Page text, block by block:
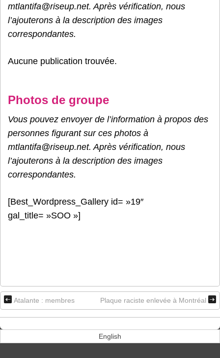
mtlantifa@riseup.net. Après vérification, nous
l’ajouterons à la description des images
correspondantes.
Aucune publication trouvée.
Photos de groupe
Vous pouvez envoyer de l’information à propos des
personnes figurant sur ces photos à
mtlantifa@riseup.net. Après vérification, nous
l’ajouterons à la description des images
correspondantes.
[Best_Wordpress_Gallery id= »19″
gal_title= »SOO »]
Atalante : membres Plaque raciste enlevée à Montréal
English